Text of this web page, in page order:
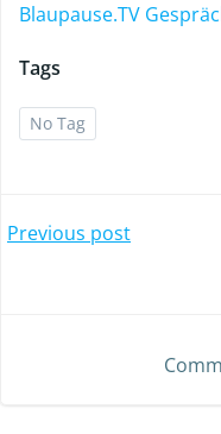
Blaupause.TV
Tags
No Tag
Previous post